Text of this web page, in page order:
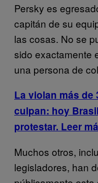
Persky es
capitán de su
las cosas. No se
sido exactamente
una persona de
La violan más de
culpan: hoy
protestar. Leer
Muchos otros,
legisladores, han